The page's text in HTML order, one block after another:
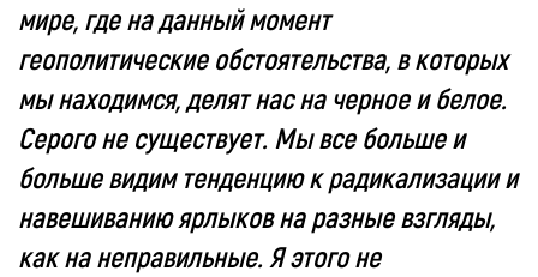
мире, где на данный момент
геополитические обстоятельства, в которых
мы находимся, делят нас на черное и белое.
Серого не существует. Мы все больше и
больше видим тенденцию к радикализации и
навешиванию ярлыков на разные взгляды,
как на неправильные. Я этого не